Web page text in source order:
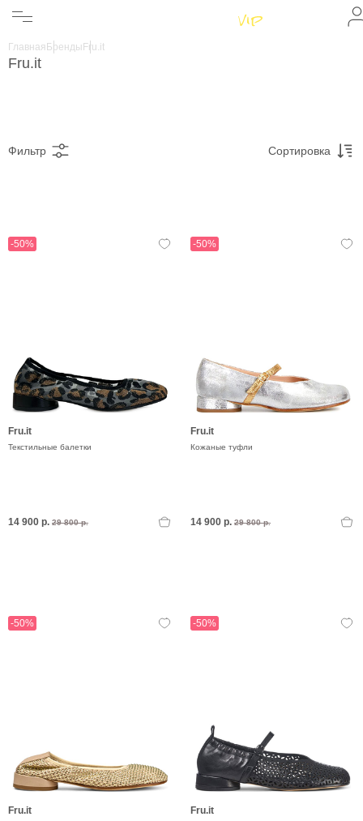
Главная Бренды Fru.it
Fru.it
Фильтр Сортировка
-50%
Fru.it
Текстильные балетки
14 900 р. 29 800 р.
-50%
Fru.it
Кожаные туфли
14 900 р. 29 800 р.
-50%
Fru.it
-50%
Fru.it